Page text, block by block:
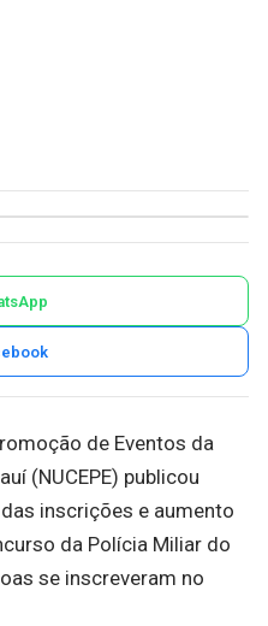
de Eventos da
(NUCEPE) publicou
inscrições e aumento
da Polícia Miliar do
se inscreveram no